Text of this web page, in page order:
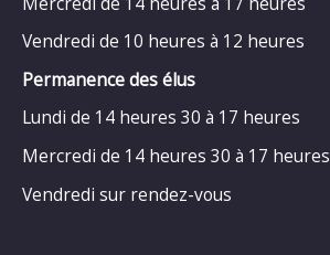
Vendredi de 10 heures à 12 heures
Permanence des élus
Lundi de 14 heures 30 à 17 heures
Mercredi de 14 heures 30 à 17 heures
Vendredi sur rendez-vous